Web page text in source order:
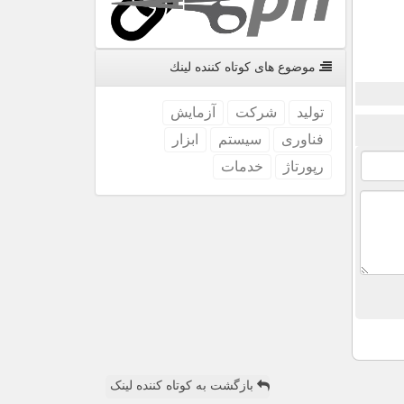
موضوع های كوتاه كننده لینك
تولید شركت
آزمایش
فناوری
سیستم
ابزار
رپورتاژ
خدمات
بازگشت به کوتاه کننده لینک